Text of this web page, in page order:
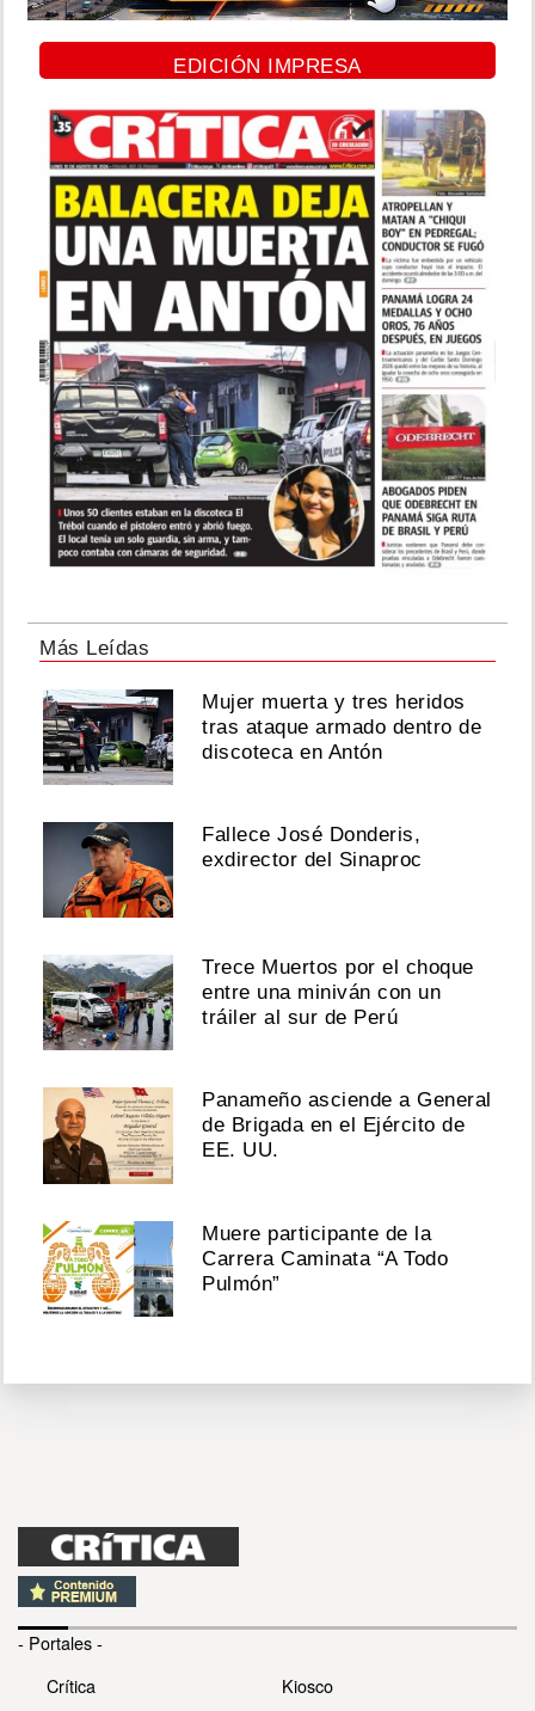
EDICIÓN IMPRESA
Más Leídas
Mujer muerta y tres heridos
tras ataque armado dentro de
discoteca en Antón
Fallece José Donderis,
exdirector del Sinaproc
Trece Muertos por el choque
entre una miniván con un
tráiler al sur de Perú
Panameño asciende a General
de Brigada en el Ejército de
EE. UU.
Muere participante de la
Carrera Caminata “A Todo
Pulmón”
- Portales -
Crítica
Kiosco